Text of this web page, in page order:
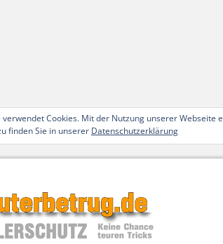
verwendet Cookies. Mit der Nutzung unserer Webseite
finden Sie in unserer Datenschutzerklärung